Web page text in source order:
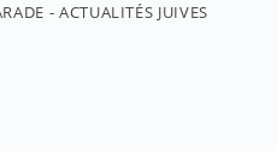
- ACTUALITÉS JUIVES